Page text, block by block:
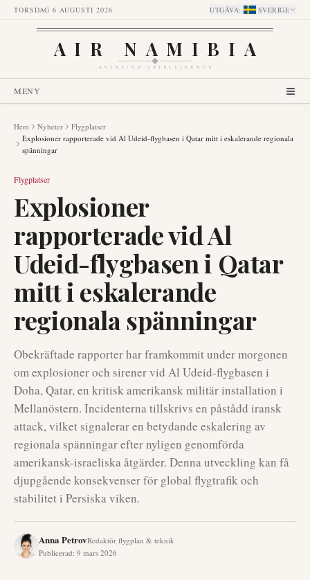
TORSDAG 6 AUGUSTI 2026 UTGÅVA: SVERIGE
AIR NAMIBIA
AVIATION INTELLIGENCE
MENY
Hem Nyheter
Flygplatser
Explosioner rapporterade vid Al Udeid-flygbasen i Qatar mitt i eskalerande regionala
spänningar
Flygplatser
Explosioner
rapporterade vid Al
Udeid-flygbasen i Qatar
mitt i eskalerande
regionala spänningar
Obekräftade rapporter har framkommit under morgonen
om explosioner och sirener vid Al Udeid-flygbasen i
Doha, Qatar, en kritisk amerikansk militär installation i
Mellanöstern. Incidenterna tillskrivs en påstådd iransk
attack, vilket signalerar en betydande eskalering av
regionala spänningar efter nyligen genomförda
amerikansk-israeliska åtgärder. Denna utveckling kan få
djupgående konsekvenser för global flygtrafik och
stabilitet i Persiska viken.
Anna PetrovRedaktör flygplan & teknik
Publicerad: 9 mars 2026